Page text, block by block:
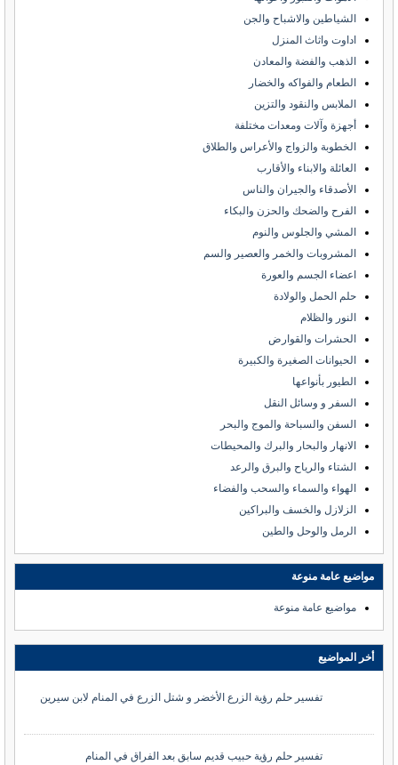
الشياطين والاشباح والجن
اداوت واثاث المنزل
الذهب والفضة والمعادن
الطعام والفواكه والخضار
الملابس والنقود والتزين
أجهزة وآلات ومعدات مختلفة
الخطوبة والزواج والأعراس والطلاق
العائلة والابناء والأقارب
الأصدقاء والجيران والناس
الفرح والضحك والحزن والبكاء
المشي والجلوس والنوم
المشروبات والخمر والعصير والسم
اعضاء الجسم والعورة
حلم الحمل والولادة
النور والظلام
الحشرات والقوارض
الحيوانات الصغيرة والكبيرة
الطيور بأنواعها
السفر و وسائل النقل
السفن والسباحة والموج والبحر
الانهار والبحار والبرك والمحيطات
الشتاء والرياح والبرق والرعد
الهواء والسماء والسحب والفضاء
الزلازل والخسف والبراكين
الرمل والوحل والطين
مواضيع عامة منوعة
مواضيع عامة منوعة
أخر المواضيع
تفسير حلم رؤية الزرع الأخضر و شتل الزرع في المنام لابن سيرين
تفسير حلم رؤية حبيب قديم سابق بعد الفراق في المنام